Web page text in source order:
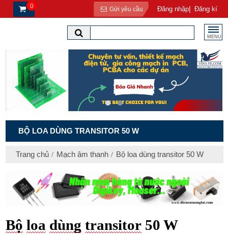
0 Gửi yêu cầu Đăng nhập| Đăng kí
MENU
BỘ LOA DÙNG TRANSITOR 50 W
Trang chủ Mạch âm thanh Bộ loa dùng transitor 50 W
Bộ loa dùng transitor 50 W